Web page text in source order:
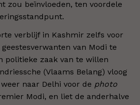
zou beïnvloeden, ten voordele
verblijf in Kashmir zelfs voor
van Modi te
politieke zaak van te willen
(Vlaams Belang) vloog
naar Delhi voor de photo
Modi, en liet de anderhalve